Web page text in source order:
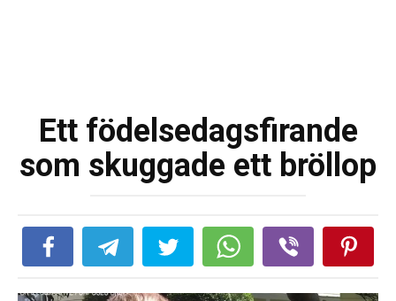
Ett födelsedagsfirande
som skuggade ett bröllop